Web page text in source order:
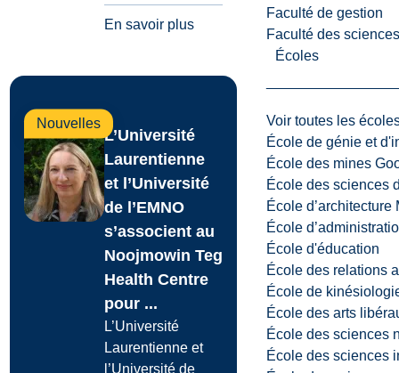
Faculté de gestion
Faculté des
Écoles
Voir toutes les
École de génie et
École des mines
École des sciences
École d’architecture
École
École d'éducation
École des relations
École de
École des arts
École des sciences
École des sciences
En savoir plus
Nouvelles
L’Université
Laurentienne
et l’Université
de l’EMNO
s’associent au
Noojmowin Teg
Health Centre
pour ...
L’Université
Laurentienne et
l’Université de